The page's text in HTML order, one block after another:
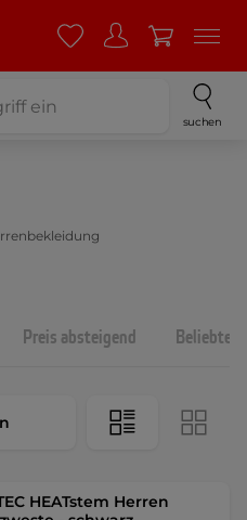
suchen
Preis absteigend
HEATstem Herren